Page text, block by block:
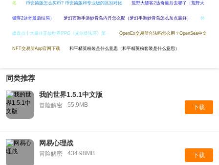
名 币安简版怎么买币? 币安简版和专业版的区别对比 荒野大镖客2达奇最后去哪了（荒野大
镖客2达奇最后结局） 梦幻西游手游妙音鸟内丹怎么配（梦幻手游妙音鸟怎么加点最好） 外
媒盘点十大最佳开放世界RPG《艾尔登法环》第一 OpenEx交易所合法吗怎么用？OpenSea中文
NFT交易所App官网下载 和平精英粉装是什么意思（和平精英粉套装是什么意思）
同类推荐
我的世界1.5.1中文版
冒险解密 55.9MB 下载
网易心理战
冒险解密 434.98MB 下载